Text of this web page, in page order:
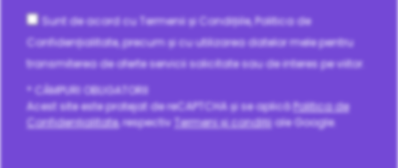
* CÂMPURI OBLIGATORII
Acest site este protejat de reCAPTCHA și se aplicăPolitica de
Confidențialitate, respectiv Termeni și condițiiale Google.
Consent
Sunt de acord cu Termenii și Condițiile, Politica de
Confidențialitate, precum și cu utilizarea datelor mele pentru
transmiterea de oferte servicii solicitate sau de interes pe viitor.